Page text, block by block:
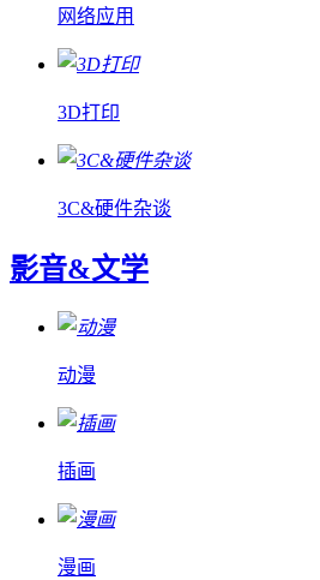
网络应用
3D打印
3C&硬件杂谈
影音&文学
动漫
插画
漫画